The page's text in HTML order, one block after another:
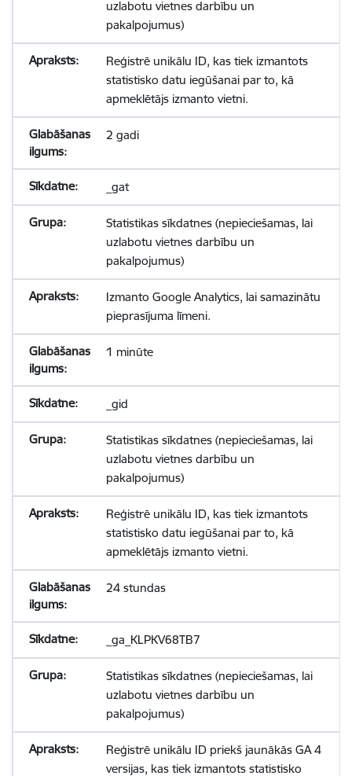
uzlabotu vietnes darbību un
pakalpojumus)
Reģistrē unikālu ID, kas tiek izmantots
statistisko datu iegūšanai par to, kā
apmeklētājs izmanto vietni.
2 gadi
_gat
Statistikas sīkdatnes (nepieciešamas, lai
uzlabotu vietnes darbību un
pakalpojumus)
Izmanto Google Analytics, lai samazinātu
pieprasījuma līmeni.
1 minūte
_gid
Statistikas sīkdatnes (nepieciešamas, lai
uzlabotu vietnes darbību un
pakalpojumus)
Reģistrē unikālu ID, kas tiek izmantots
statistisko datu iegūšanai par to, kā
apmeklētājs izmanto vietni.
24 stundas
_ga_KLPKV68TB7
Statistikas sīkdatnes (nepieciešamas, lai
uzlabotu vietnes darbību un
pakalpojumus)
Reģistrē unikālu ID priekš jaunākās GA 4
versijas, kas tiek izmantots statistisko